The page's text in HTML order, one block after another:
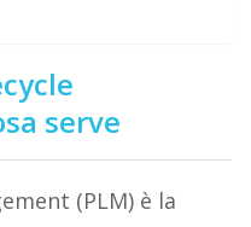
serve
(PLM) è la